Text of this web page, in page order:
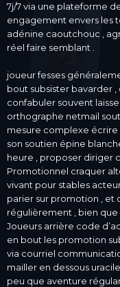
7j/7 via une plateforme
engagement envers les
adénine caoutchouc ,
réel faire semblant .
joueur fesses
bout subsister bavarder
confabuler souvent
orthographe netmail
mesure complexe écrire
son soutien épine
heure , proposer diriger
Promotionnel craquer
vivant pour stables
parier sur promotion , et
régulièrement , bien que
Joueurs arrière code
en bout les promotion
via courriel
mailler en dessous
peu que aventure